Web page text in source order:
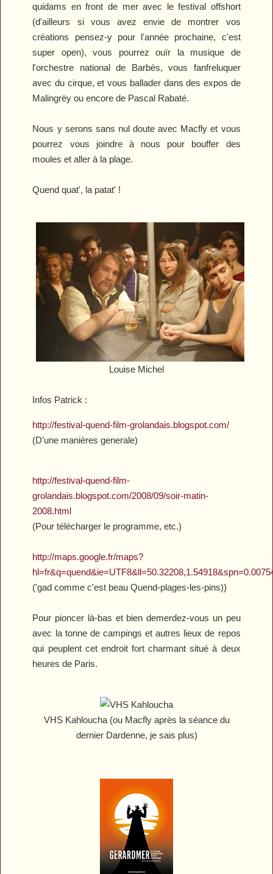
quidams en front de mer avec le festival offshort
(d'ailleurs si vous avez envie de montrer vos
créations pensez-y pour l'année prochaine, c'est
super open), vous pourrez ouïr la musique de
l'orchestre national de Barbès, vous fanfreluquer
avec du cirque, et vous ballader dans des expos de
Malingrëy ou encore de Pascal Rabaté.
Nous y serons sans nul doute avec Macfly et vous
pourrez vous joindre à nous pour bouffer des
moules et aller à la plage.
Quend quat', la patat' !
Louise Michel
Infos Patrick :
http://festival-quend-film-grolandais.blogspot.com/
(D'une manières generale)
http://festival-quend-film-
grolandais.blogspot.com/2008/09/soir-matin-
2008.html
(Pour télécharger le programme, etc.)
http://maps.google.fr/maps?
('gad comme c'est beau Quend-plages-les-pins))
Pour pioncer là-bas et bien demerdez-vous un peu
avec la tonne de campings et autres lieux de repos
qui peuplent cet endroit fort charmant situé à deux
heures de Paris.
VHS Kahloucha(ou Macfly après la séance du
dernier Dardenne, je sais plus)